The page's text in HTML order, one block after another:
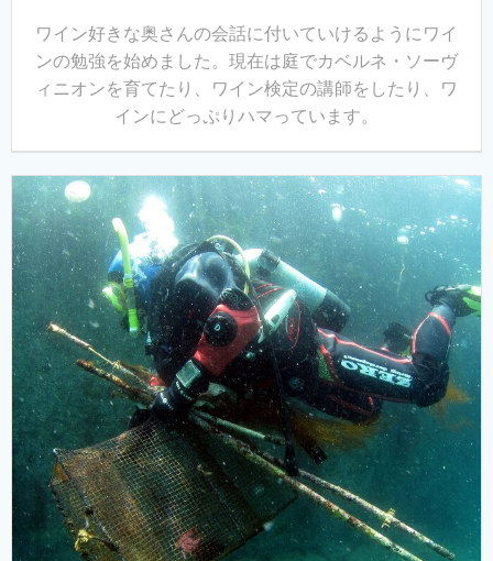
ワイン好きな奥さんの会話に付いていけるようにワイ
ンの勉強を始めました。現在は庭でカベルネ・ソーヴ
ィニオンを育てたり、ワイン検定の講師をしたり、ワ
インにどっぷりハマっています。